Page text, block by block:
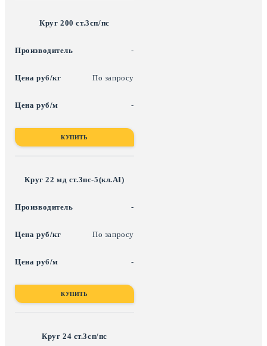
Круг 200 ст.3сп/пс
-
По запросу
-
КУПИТЬ
Круг 22 мд ст.3пс-5(кл.АI)
-
По запросу
-
КУПИТЬ
Круг 24 ст.3сп/пс